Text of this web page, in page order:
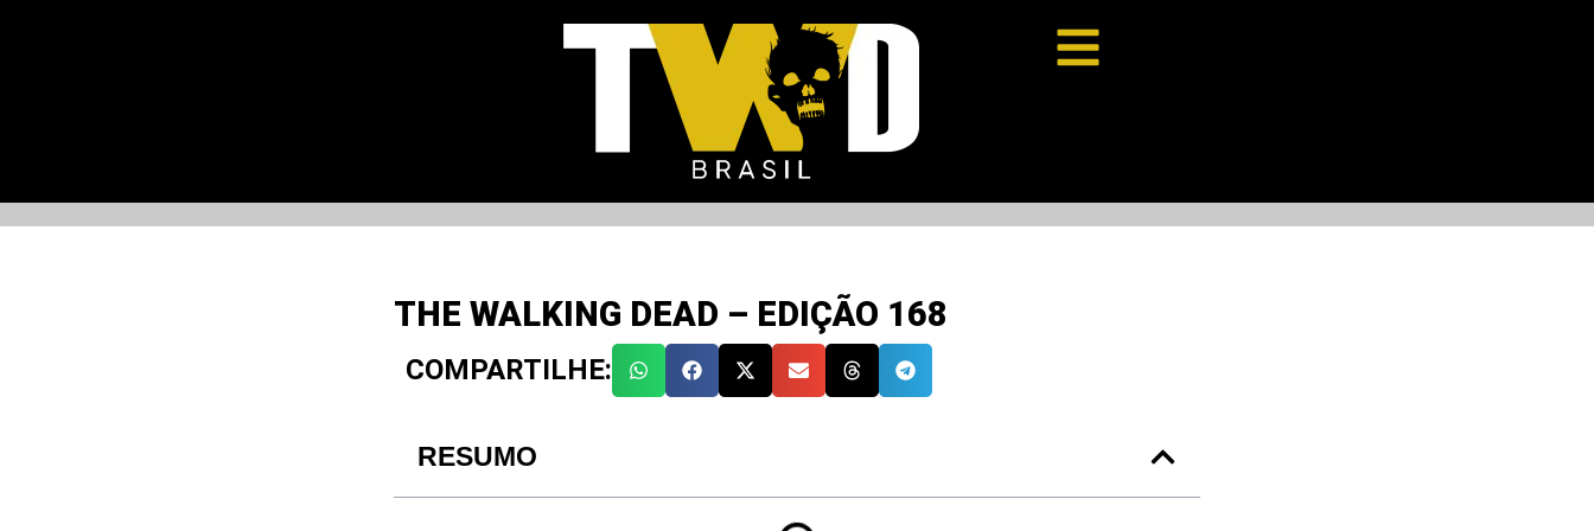
THE WALKING DEAD – EDIÇÃO 168
COMPARTILHE:
RESUMO